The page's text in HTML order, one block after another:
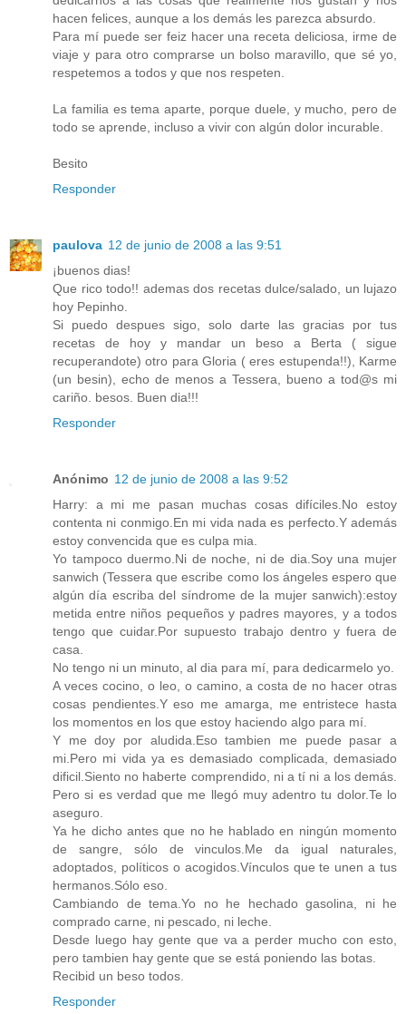
hacen felices, aunque a los demás les parezca absurdo.
Para mí puede ser feiz hacer una receta deliciosa, irme de
viaje y para otro comprarse un bolso maravillo, que sé yo,
respetemos a todos y que nos respeten.
La familia es tema aparte, porque duele, y mucho, pero de
todo se aprende, incluso a vivir con algún dolor incurable.
Besito
Responder
paulova 12 de junio de 2008 a las 9:51
¡buenos dias!
Que rico todo!! ademas dos recetas dulce/salado, un lujazo
hoy Pepinho.
Si puedo despues sigo, solo darte las gracias por tus
recetas de hoy y mandar un beso a Berta ( sigue
recuperandote) otro para Gloria ( eres estupenda!!), Karme
(un besin), echo de menos a Tessera, bueno a tod@s mi
cariño. besos. Buen dia!!!
Responder
Anónimo 12 de junio de 2008 a las 9:52
Harry: a mi me pasan muchas cosas difíciles.No estoy
contenta ni conmigo.En mi vida nada es perfecto.Y además
estoy convencida que es culpa mia.
Yo tampoco duermo.Ni de noche, ni de dia.Soy una mujer
sanwich (Tessera que escribe como los ángeles espero que
algún día escriba del síndrome de la mujer sanwich):estoy
metida entre niños pequeños y padres mayores, y a todos
tengo que cuidar.Por supuesto trabajo dentro y fuera de
casa.
No tengo ni un minuto, al dia para mí, para dedicarmelo yo.
A veces cocino, o leo, o camino, a costa de no hacer otras
cosas pendientes.Y eso me amarga, me entristece hasta
los momentos en los que estoy haciendo algo para mí.
Y me doy por aludida.Eso tambien me puede pasar a
mi.Pero mi vida ya es demasiado complicada, demasiado
dificil.Siento no haberte comprendido, ni a tí ni a los demás.
Pero si es verdad que me llegó muy adentro tu dolor.Te lo
aseguro.
Ya he dicho antes que no he hablado en ningún momento
de sangre, sólo de vinculos.Me da igual naturales,
adoptados, políticos o acogidos.Vínculos que te unen a tus
hermanos.Sólo eso.
Cambiando de tema.Yo no he hechado gasolina, ni he
comprado carne, ni pescado, ni leche.
Desde luego hay gente que va a perder mucho con esto,
pero tambien hay gente que se está poniendo las botas.
Recibid un beso todos.
Responder